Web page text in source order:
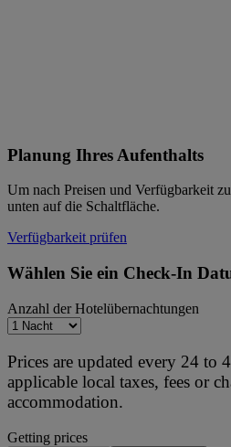
Planung Ihres Aufenthalts
Um nach Preisen und Verfügbarkeit
unten auf die Schaltfläche.
Verfügbarkeit prüfen
Wählen Sie ein Check-In
Anzahl der Hotelübernachtungen
Prices are updated every 24 to
applicable local taxes, fees or
accommodation.
Getting prices